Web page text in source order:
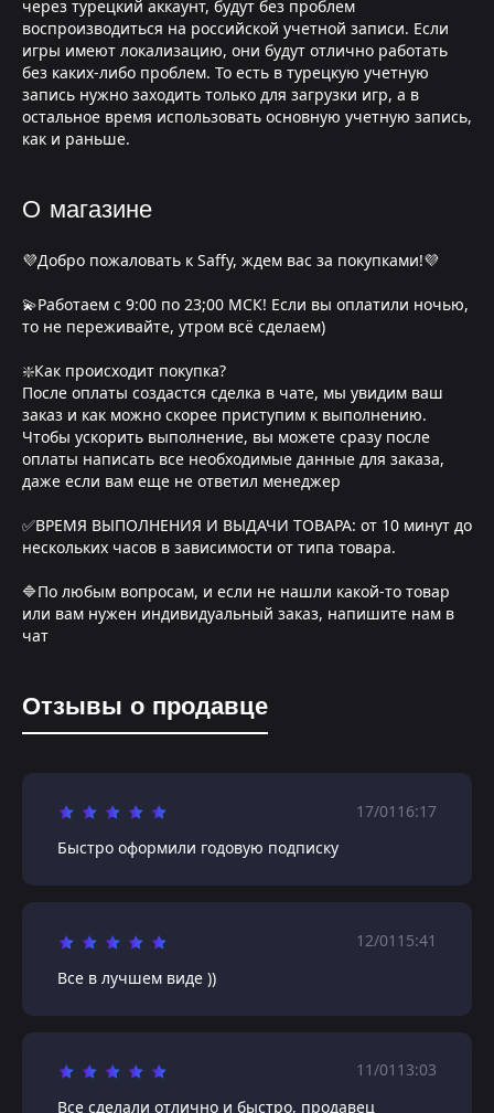
через турецкий аккаунт, будут без проблем
воспроизводиться на российской учетной записи. Если
игры имеют локализацию, они будут отлично работать
без каких-либо проблем. То есть в турецкую учетную
запись нужно заходить только для загрузки игр, а в
остальное время использовать основную учетную запись,
как и раньше.
О магазине
💜Добро пожаловать к Saffy, ждем вас за покупками!💜
💫Работаем с 9:00 по 23;00 МСК! Если вы оплатили ночью,
то не переживайте, утром всё сделаем)
❇️Как происходит покупка?
После оплаты создастся сделка в чате, мы увидим ваш
заказ и как можно скорее приступим к выполнению.
Чтобы ускорить выполнение, вы можете сразу после
оплаты написать все необходимые данные для заказа,
даже если вам еще не ответил менеджер
✅ВРЕМЯ ВЫПОЛНЕНИЯ И ВЫДАЧИ ТОВАРА: от 10 минут до
нескольких часов в зависимости от типа товара.
🔷По любым вопросам, и если не нашли какой-то товар
или вам нужен индивидуальный заказ, напишите нам в
чат
Отзывы о продавце
17/01 16:17
Быстро оформили годовую подписку
12/01 15:41
Все в лучшем виде ))
11/01 13:03
Все сделали отлично и быстро, продавец